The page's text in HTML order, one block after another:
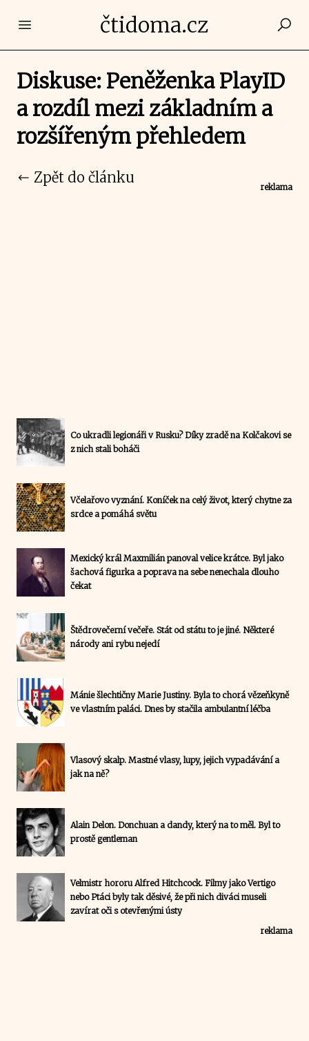
Open main menučtidoma.cz
Diskuse: Peněženka PlayID
a rozdíl mezi základním a
rozšířeným přehledem
Zpět do článku
reklama
Co ukradli legionáři v Rusku? Díky zradě na Kolčakovi se
z nich stali boháči
Včelařovo vyznání. Koníček na celý život, který chytne za
srdce a pomáhá světu
Mexický král Maxmilián panoval velice krátce. Byl jako
šachová figurka a poprava na sebe nenechala dlouho
čekat
Štědrovečerní večeře. Stát od státu to je jiné. Některé
národy ani rybu nejedí
Mánie šlechtičny Marie Justiny. Byla to chorá vězeňkyně
ve vlastním paláci. Dnes by stačila ambulantní léčba
Vlasový skalp. Mastné vlasy, lupy, jejich vypadávání a
jak na ně?
Alain Delon. Donchuan a dandy, který na to měl. Byl to
prostě gentleman
Velmistr hororu Alfred Hitchcock. Filmy jako Vertigo
nebo Ptáci byly tak děsivé, že při nich diváci museli
zavírat oči s otevřenými ústy
reklama